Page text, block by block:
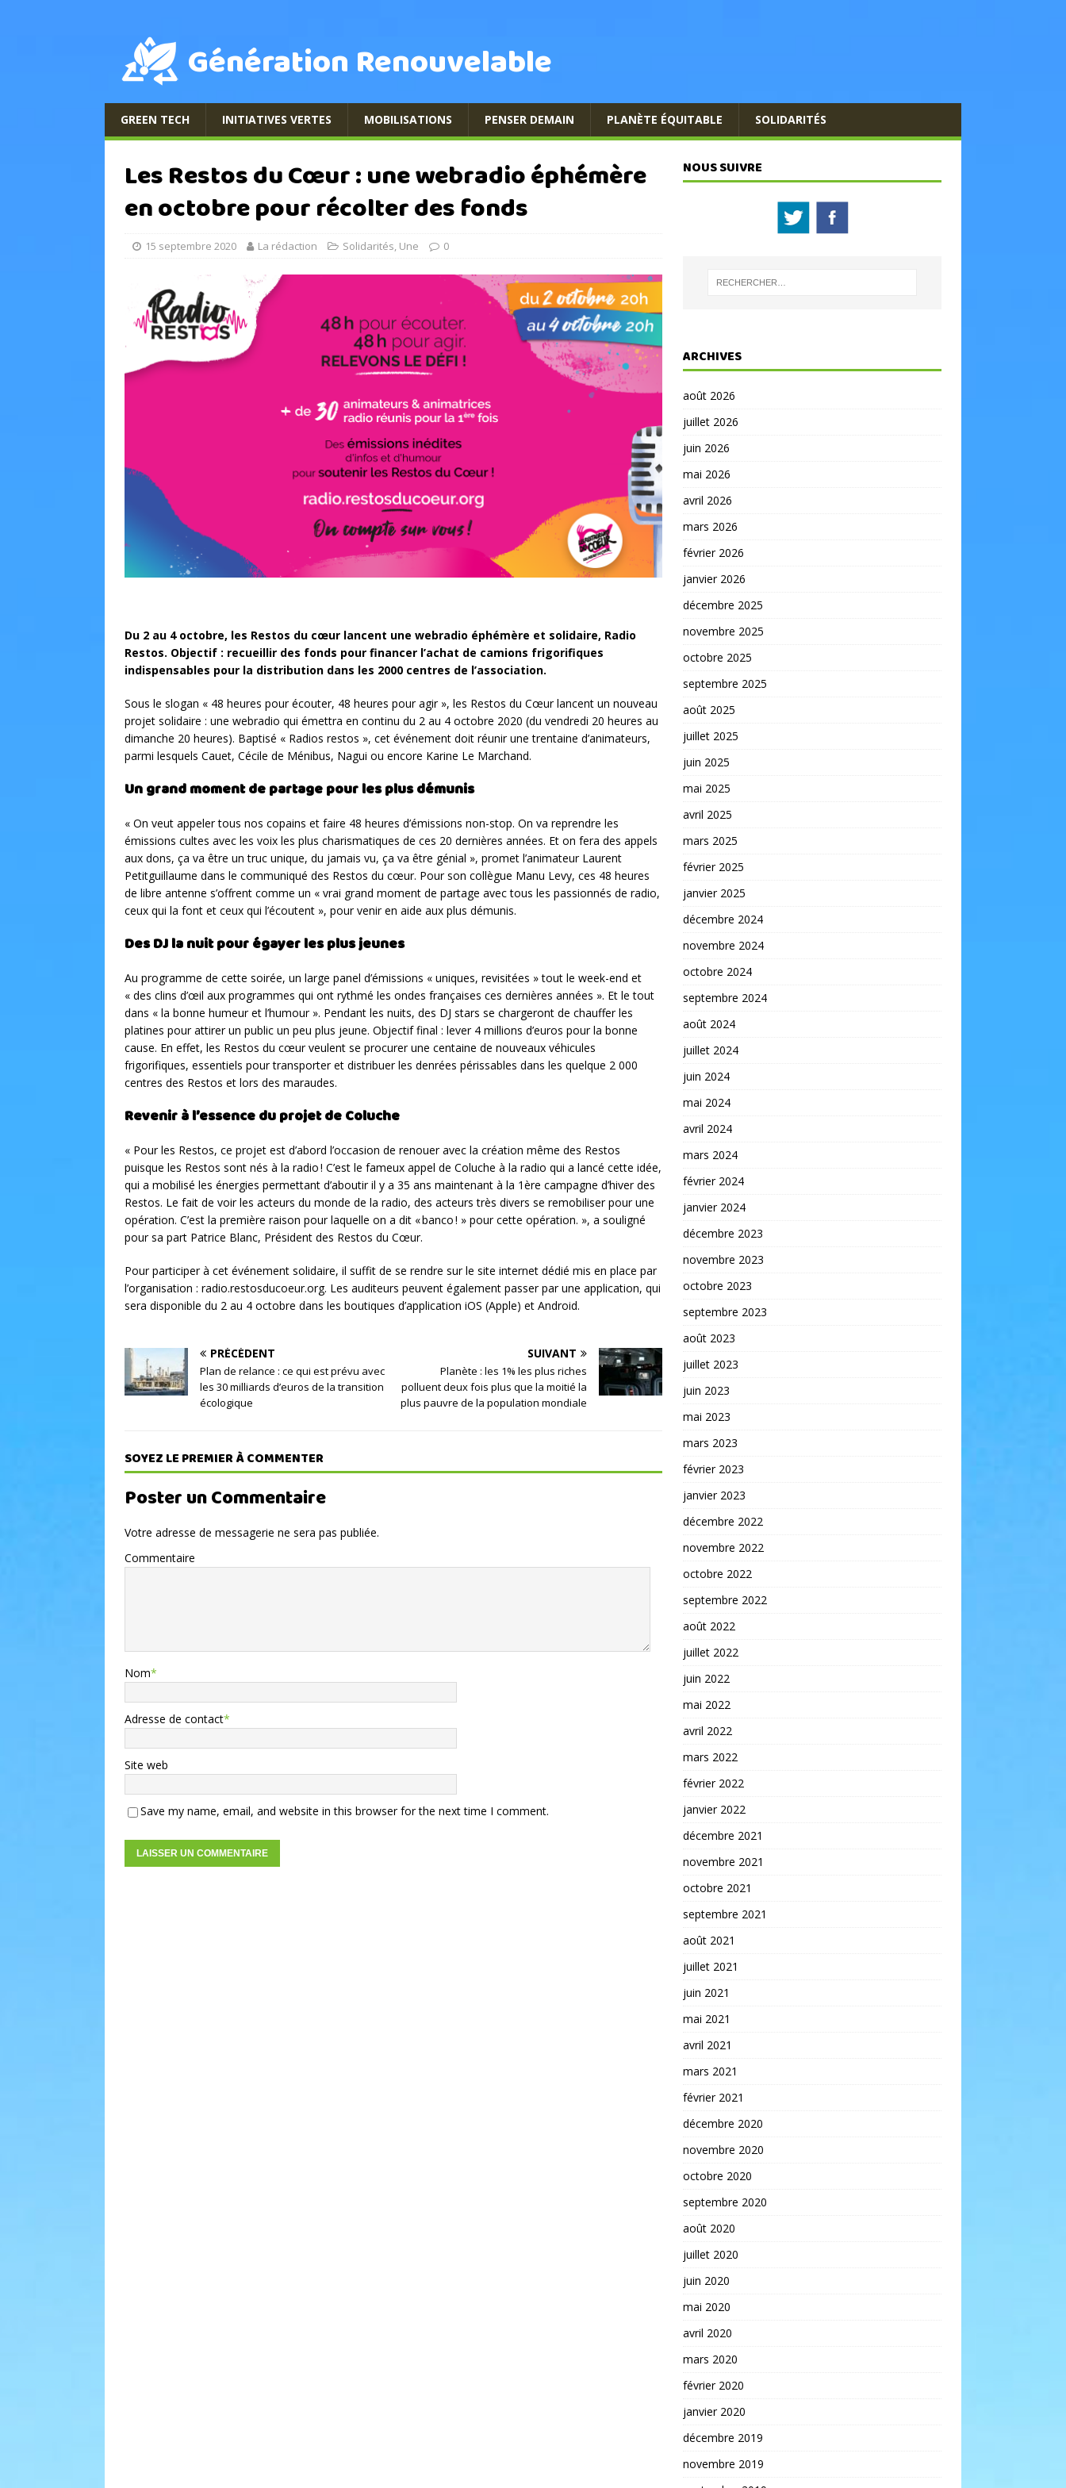
Génération Renouvelable
GREEN TECH INITIATIVES VERTES MOBILISATIONS PENSER DEMAIN PLANÈTE ÉQUITABLE SOLIDARITÉS
Les Restos du Cœur : une webradio éphémère
en octobre pour récolter des fonds
15 septembre 2020 La rédaction Solidarités, Une 0
Du 2 au 4 octobre, les Restos du cœur lancent une webradio éphémère et solidaire, Radio
Restos. Objectif : recueillir des fonds pour financer l’achat de camions frigorifiques
indispensables pour la distribution dans les 2000 centres de l’association.
Sous le slogan « 48 heures pour écouter, 48 heures pour agir », les Restos du Cœur lancent un nouveau
projet solidaire : une webradio qui émettra en continu du 2 au 4 octobre 2020 (du vendredi 20 heures au
dimanche 20 heures). Baptisé « Radios restos », cet événement doit réunir une trentaine d’animateurs,
parmi lesquels Cauet, Cécile de Ménibus, Nagui ou encore Karine Le Marchand.
Un grand moment de partage pour les plus démunis
« On veut appeler tous nos copains et faire 48 heures d’émissions non-stop. On va reprendre les
émissions cultes avec les voix les plus charismatiques de ces 20 dernières années. Et on fera des appels
aux dons, ça va être un truc unique, du jamais vu, ça va être génial », promet l’animateur Laurent
Petitguillaume dans le communiqué des Restos du cœur. Pour son collègue Manu Levy, ces 48 heures
de libre antenne s’offrent comme un « vrai grand moment de partage avec tous les passionnés de radio,
ceux qui la font et ceux qui l’écoutent », pour venir en aide aux plus démunis.
Des DJ la nuit pour égayer les plus jeunes
Au programme de cette soirée, un large panel d’émissions « uniques, revisitées » tout le week-end et
« des clins d’œil aux programmes qui ont rythmé les ondes françaises ces dernières années ». Et le tout
dans « la bonne humeur et l’humour ». Pendant les nuits, des DJ stars se chargeront de chauffer les
platines pour attirer un public un peu plus jeune. Objectif final : lever 4 millions d’euros pour la bonne
cause. En effet, les Restos du cœur veulent se procurer une centaine de nouveaux véhicules
frigorifiques, essentiels pour transporter et distribuer les denrées périssables dans les quelque 2 000
centres des Restos et lors des maraudes.
Revenir à l’essence du projet de Coluche
« Pour les Restos, ce projet est d’abord l’occasion de renouer avec la création même des Restos
puisque les Restos sont nés à la radio ! C’est le fameux appel de Coluche à la radio qui a lancé cette idée,
qui a mobilisé les énergies permettant d’aboutir il y a 35 ans maintenant à la 1ère campagne d’hiver des
Restos. Le fait de voir les acteurs du monde de la radio, des acteurs très divers se remobiliser pour une
opération. C’est la première raison pour laquelle on a dit « banco ! » pour cette opération. », a souligné
pour sa part Patrice Blanc, Président des Restos du Cœur.
Pour participer à cet événement solidaire, il suffit de se rendre sur le site internet dédié mis en place par
l’organisation : radio.restosducoeur.org. Les auditeurs peuvent également passer par une application, qui
sera disponible du 2 au 4 octobre dans les boutiques d’application iOS (Apple) et Android.
PRÉCÉDENT
Plan de relance : ce qui est prévu avec
les 30 milliards d’euros de la transition
écologique
SUIVANT
Planète : les 1% les plus riches
polluent deux fois plus que la moitié la
plus pauvre de la population mondiale
SOYEZ LE PREMIER À COMMENTER
Poster un Commentaire
Votre adresse de messagerie ne sera pas publiée.
Commentaire
Nom*
Adresse de contact*
Site web
Save my name, email, and website in this browser for the next time I comment.
NOUS SUIVRE
ARCHIVES
août 2026
juillet 2026
juin 2026
mai 2026
avril 2026
mars 2026
février 2026
janvier 2026
décembre 2025
novembre 2025
octobre 2025
septembre 2025
août 2025
juillet 2025
juin 2025
mai 2025
avril 2025
mars 2025
février 2025
janvier 2025
décembre 2024
novembre 2024
octobre 2024
septembre 2024
août 2024
juillet 2024
juin 2024
mai 2024
avril 2024
mars 2024
février 2024
janvier 2024
décembre 2023
novembre 2023
octobre 2023
septembre 2023
août 2023
juillet 2023
juin 2023
mai 2023
mars 2023
février 2023
janvier 2023
décembre 2022
novembre 2022
octobre 2022
septembre 2022
août 2022
juillet 2022
juin 2022
mai 2022
avril 2022
mars 2022
février 2022
janvier 2022
décembre 2021
novembre 2021
octobre 2021
septembre 2021
août 2021
juillet 2021
juin 2021
mai 2021
avril 2021
mars 2021
février 2021
décembre 2020
novembre 2020
octobre 2020
septembre 2020
août 2020
juillet 2020
juin 2020
mai 2020
avril 2020
mars 2020
février 2020
janvier 2020
décembre 2019
novembre 2019